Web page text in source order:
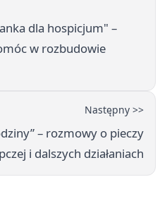
dla hospicjum" –
w rozbudowie
Następny >>
– rozmowy o pieczy
i dalszych działaniach